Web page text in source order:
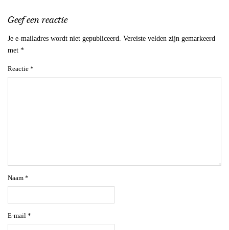
Geef een reactie
Je e-mailadres wordt niet gepubliceerd. Vereiste velden zijn gemarkeerd
met *
Reactie *
Naam *
E-mail *